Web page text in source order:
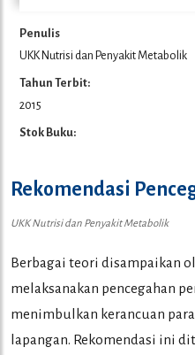
Penulis
UKK Nutrisi dan Penyakit Metabolik
Tahun Terbit:
2015
Stok Buku:
Rekomendasi
UKK Nutrisi dan Penyakit Metabolik
Berbagai teori disampaikan
melaksanakan pencegahan
menimbulkan kerancuan
lapangan. Rekomendasi ini